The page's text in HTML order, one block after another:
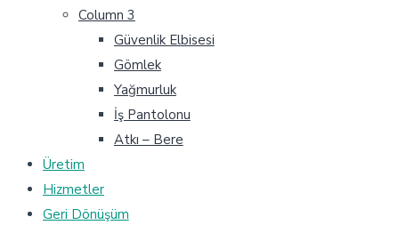
Column 3
Güvenlik Elbisesi
Gömlek
Yağmurluk
İş Pantolonu
Atkı – Bere
Üretim
Hizmetler
Geri Dönüşüm